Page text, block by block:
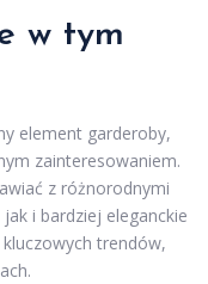
w tym
element garderoby,
zainteresowaniem.
z różnorodnymi
i bardziej eleganckie
trendów,